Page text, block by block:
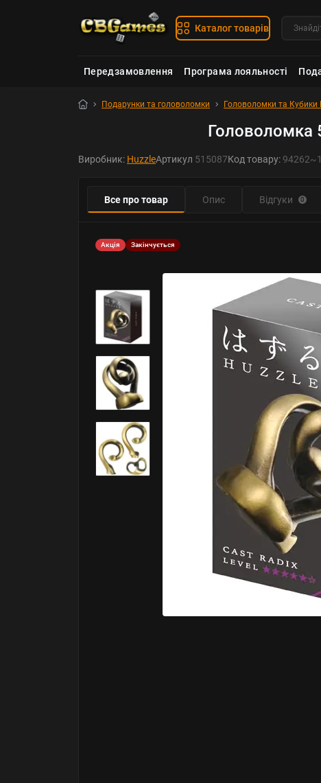
Каталог товарів
Передзамовлення Програма лояльності
Подарунки та головоломки Головоломки та Кубики
Головоломка
Виробник: HuzzleАртикул 515087Код товару:
Все про товар Опис Відгуки 0
Акція Закінчується